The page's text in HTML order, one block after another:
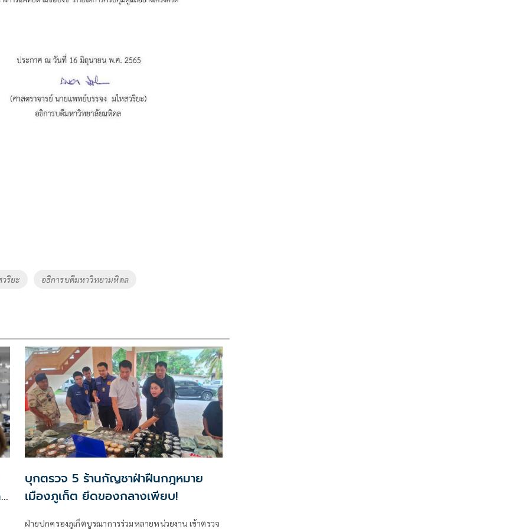
ริยะ อธิการบดีมหาวิทยามหิดล
บุกตรวจ 5 ร้านกัญชาฝ่าฝืนกฎหมาย
เมืองภูเก็ต ยึดของกลางเพียบ!
ฝ่ายปกครองภูเก็ตบูรณาการร่วมหลายหน่วยงาน เข้าตรวจ